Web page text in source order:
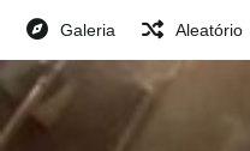
Galeria Aleatório